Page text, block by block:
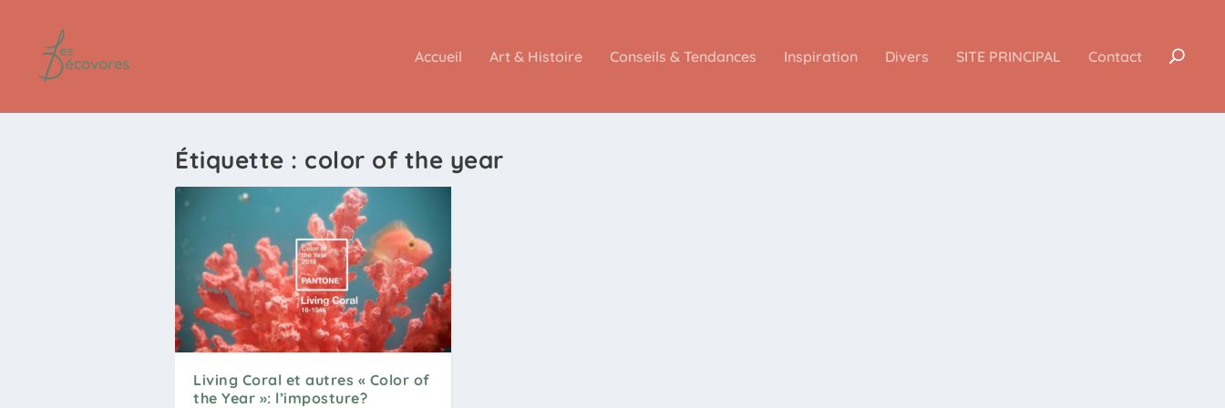
Accueil Art & Histoire Conseils & Tendances Inspiration Divers SITE PRINCIPAL Contact
Étiquette : color of the year
Living Coral et autres « Color of
the Year »: l’imposture?